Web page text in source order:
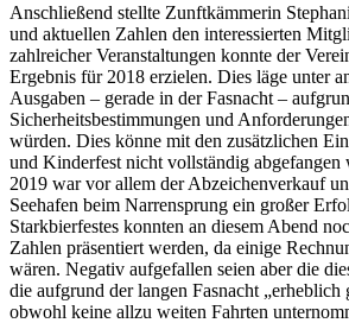
Anschließend stellte Zunftkämmerin
und aktuellen Zahlen den interessierten
zahlreicher Veranstaltungen konnte der
Ergebnis für 2018 erzielen. Dies läge unter
Ausgaben – gerade in der Fasnacht –
Sicherheitsbestimmungen und
würden. Dies könne mit den zusätzlichen
und Kinderfest nicht vollständig abgefangen
2019 war vor allem der Abzeichenverkauf
Seehafen beim Narrensprung ein großer
Starkbierfestes konnten an diesem Abend
Zahlen präsentiert werden, da einige
wären. Negativ aufgefallen seien aber die
die aufgrund der langen Fasnacht „erheblich
obwohl keine allzu weiten Fahrten